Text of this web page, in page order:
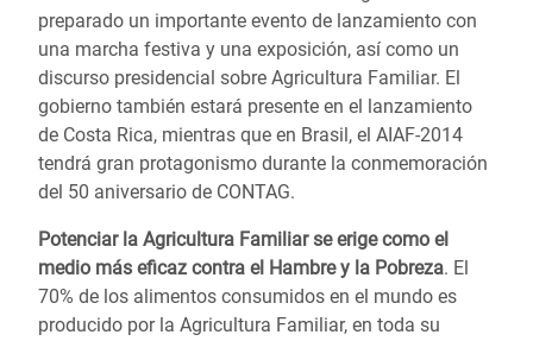
preparado un importante evento de lanzamiento con
una marcha festiva y una exposición, así como un
discurso presidencial sobre Agricultura Familiar. El
gobierno también estará presente en el lanzamiento
de Costa Rica, mientras que en Brasil, el AIAF-2014
tendrá gran protagonismo durante la conmemoración
del 50 aniversario de CONTAG.
Potenciar la Agricultura Familiar se erige como el
medio más eficaz contra el Hambre y la Pobreza. El
70% de los alimentos consumidos en el mundo es
producido por la Agricultura Familiar, en toda su